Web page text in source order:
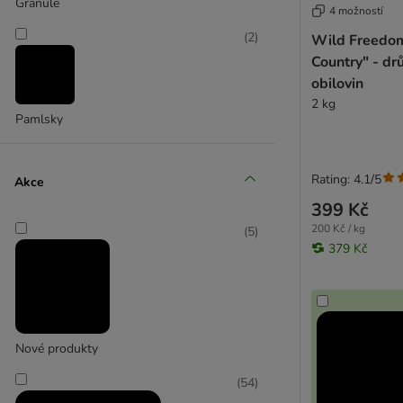
Almo Nature
Beyond
Brit
Dogs'n Tiger
Dolina Noteci
Pamlsky
(2)
Akce
Nové produkty
(5)
(54)
4 možností
Wild
Country" -
obilovin
2 kg
399 Kč
200 Kč / kg
379 Kč
Rating: 4.1/5